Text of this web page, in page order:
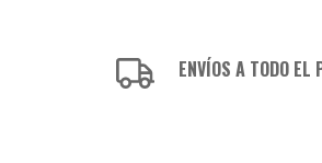
ENVÍOS A TODO EL